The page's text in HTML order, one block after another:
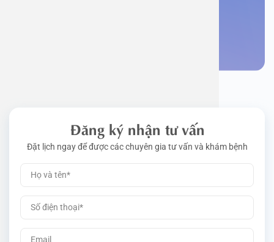
Đăng ký nhận tư vấn
Đặt lịch ngay để được các chuyên gia tư vấn và khám bệnh